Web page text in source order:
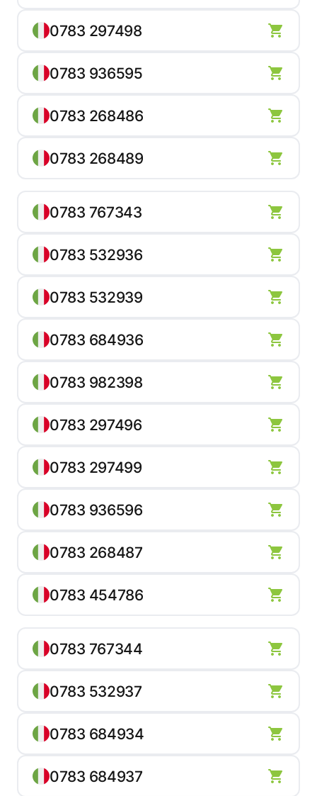
0783 297498
0783 936595
0783 268486
0783 268489
0783 767343
0783 532936
0783 532939
0783 684936
0783 982398
0783 297496
0783 297499
0783 936596
0783 268487
0783 454786
0783 767344
0783 532937
0783 684934
0783 684937